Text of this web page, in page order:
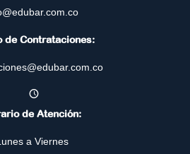
de Contrataciones:
de Atención:
a Viernes